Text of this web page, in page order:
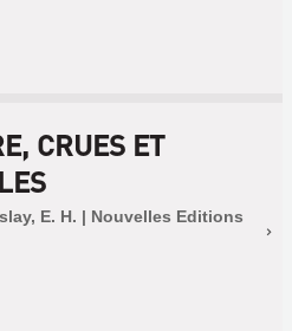
CRUES ET
E. H. | Nouvelles Editions